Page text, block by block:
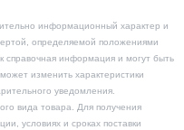
информационный характер и
определяемой положениями
информация и могут быть
изменить характеристики
уведомления.
вида товара. Для получения
условиях и сроках поставки